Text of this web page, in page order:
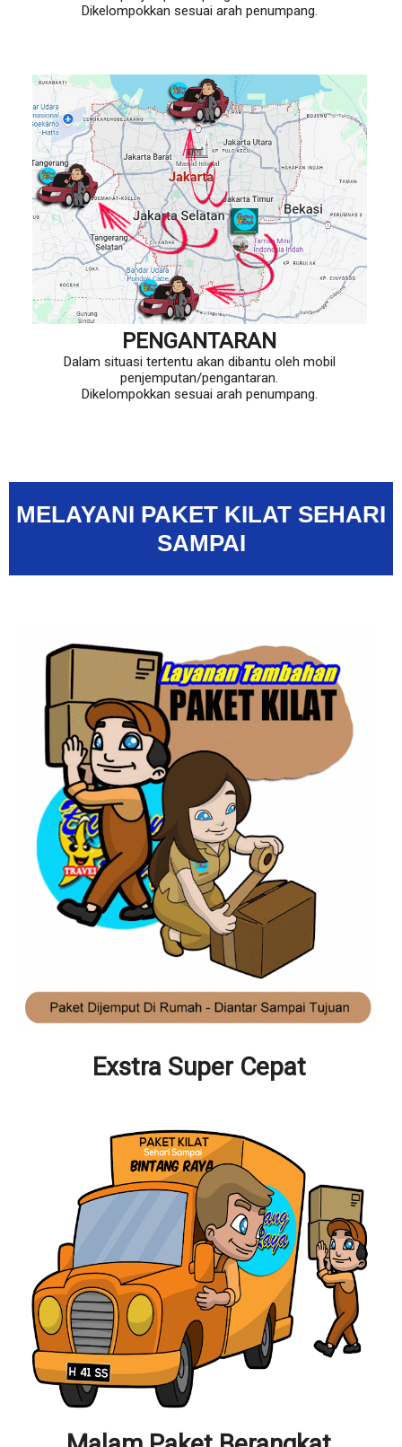
Dikelompokkan sesuai arah penumpang.
PENGANTARAN
Dalam situasi tertentu akan dibantu oleh mobil
penjemputan/pengantaran.
Dikelompokkan sesuai arah penumpang.
MELAYANI PAKET KILAT SEHARI
SAMPAI
Exstra Super Cepat